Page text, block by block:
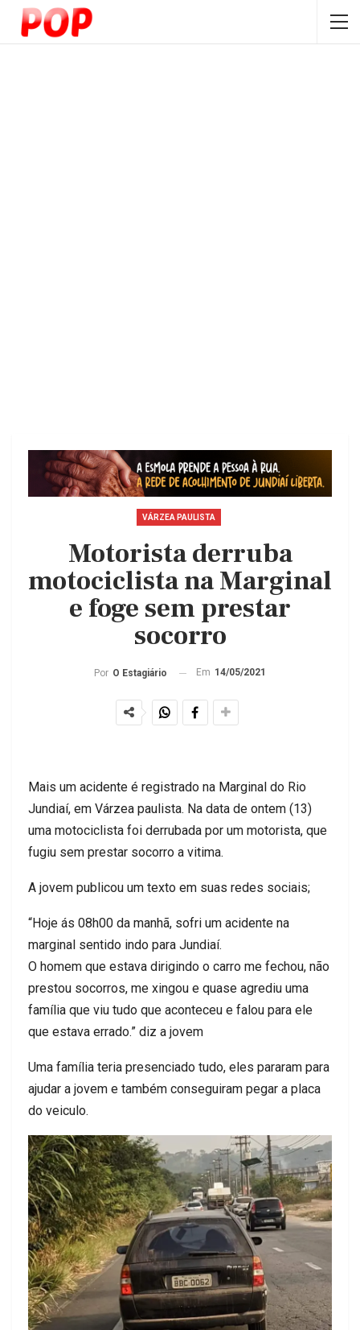
VÁRZEA PAULISTA
Motorista derruba
motociclista na Marginal
e foge sem prestar
socorro
Por O Estagiário Em 14/05/2021
Mais um acidente é registrado na Marginal do Rio
Jundiaí, em Várzea paulista. Na data de ontem (13)
uma motociclista foi derrubada por um motorista, que
fugiu sem prestar socorro a vitima.
A jovem publicou um texto em suas redes sociais;
“Hoje ás 08h00 da manhã, sofri um acidente na
marginal sentido indo para Jundiaí.
O homem que estava dirigindo o carro me fechou, não
prestou socorros, me xingou e quase agrediu uma
família que viu tudo que aconteceu e falou para ele
que estava errado.” diz a jovem
Uma família teria presenciado tudo, eles pararam para
ajudar a jovem e também conseguiram pegar a placa
do veiculo.